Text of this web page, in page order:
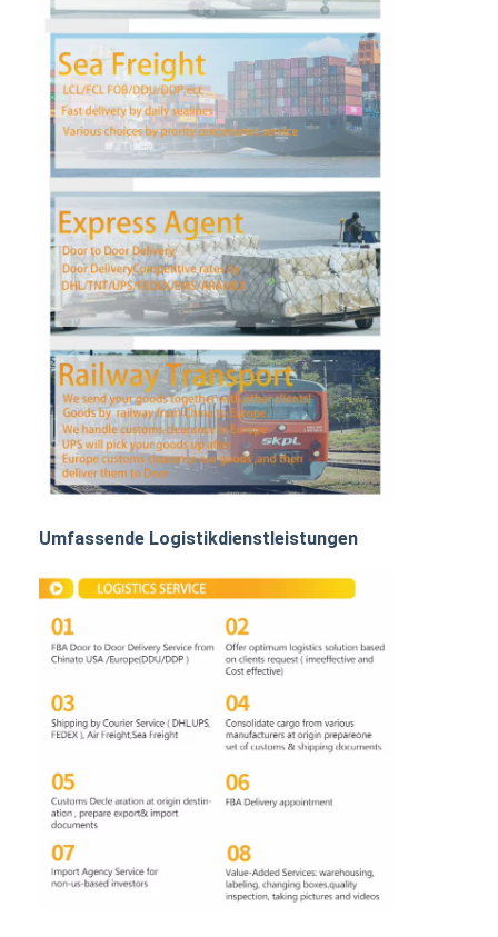
Qualitätskontrolle
Kontakt
Nachrichten
Plaudern Sie Jetzt
Internationale Fracht Vorwärts
Luftfracht Vorwärts
Seefracht
DDP-Schifffahrt aus China
BAHNFRACHTEN
Mit dem Schiff in den Amazonas
Lastwagenfracht
Lagerhaltung
Umfassende Logistikdienstleistungen